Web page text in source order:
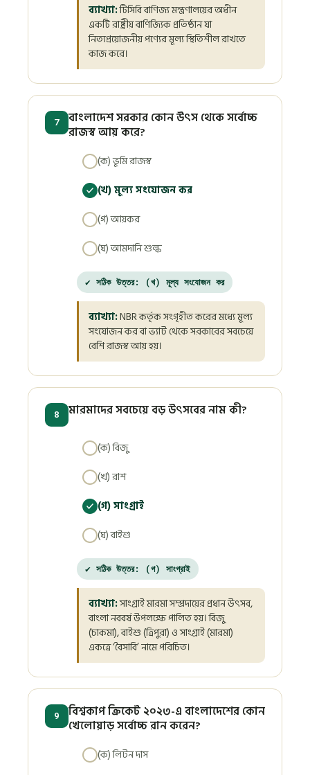
ব্যাখ্যা:টিসিবি বাণিজ্য মন্ত্রণালয়ের অধীন
একটি রাষ্ট্রীয় বাণিজ্যিক প্রতিষ্ঠান যা
নিত্যপ্রয়োজনীয় পণ্যের মূল্য স্থিতিশীল রাখতে
কাজ করে।
7
বাংলাদেশ সরকার কোন উৎস থেকে সর্বোচ্চ
রাজস্ব আয় করে?
(ক) ভূমি রাজস্ব
(খ) মূল্য সংযোজন কর
(গ) আয়কর
(ঘ) আমদানি শুল্ক
✔ সঠিক উত্তর: (খ) মূল্য সংযোজন কর
ব্যাখ্যা:NBR কর্তৃক সংগৃহীত করের মধ্যে মূল্য
সংযোজন কর বা ভ্যাট থেকে সরকারের সবচেয়ে
বেশি রাজস্ব আয় হয়।
8 মারমাদের সবচেয়ে বড় উৎসবের নাম কী?
(ক) বিজু
(খ) রাশ
(গ) সাংগ্রাই
(ঘ) বাইশু
✔ সঠিক উত্তর: (গ) সাংগ্রাই
ব্যাখ্যা:সাংগ্রাই মারমা সম্প্রদায়ের প্রধান উৎসব,
বাংলা নববর্ষ উপলক্ষে পালিত হয়। বিজু
(চাকমা), বাইশু (ত্রিপুরা) ও সাংগ্রাই (মারমা)
একত্রে ‘বৈসাবি’ নামে পরিচিত।
9
বিশ্বকাপ ক্রিকেট ২০২৩-এ বাংলাদেশের কোন
খেলোয়াড় সর্বোচ্চ রান করেন?
(ক) লিটন দাস